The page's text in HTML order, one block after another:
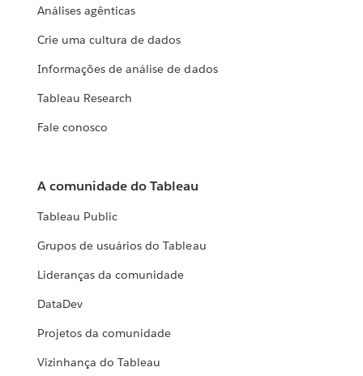
Análises agênticas
Crie uma cultura de dados
Informações de análise de dados
Tableau Research
Fale conosco
A comunidade do Tableau
Tableau Public
Grupos de usuários do Tableau
Lideranças da comunidade
DataDev
Projetos da comunidade
Vizinhança do Tableau